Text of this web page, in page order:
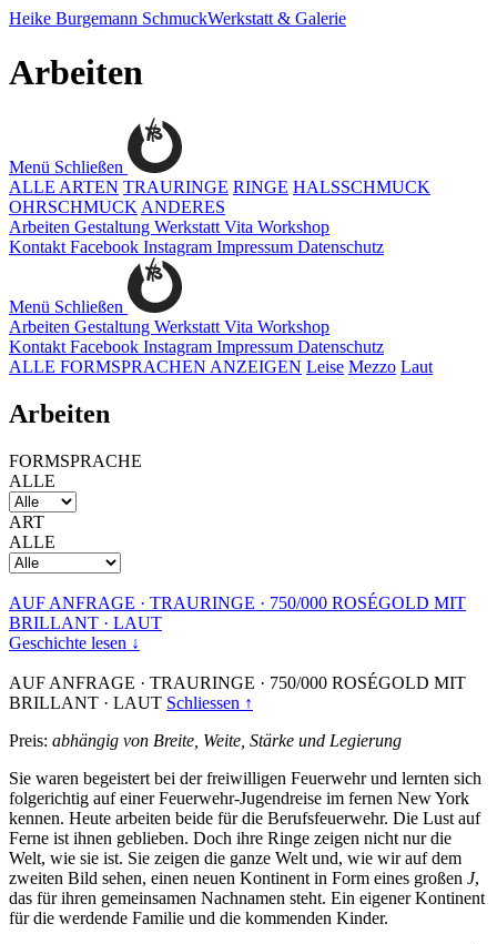
Heike Burgemann SchmuckWerkstatt & Galerie
Arbeiten
Menü Schließen
ALLE ARTEN TRAURINGE RINGE HALSSCHMUCK
OHRSCHMUCK ANDERES
Arbeiten Gestaltung Werkstatt Vita Workshop
Kontakt Facebook Instagram Impressum Datenschutz
Menü Schließen
Arbeiten Gestaltung Werkstatt Vita Workshop
Kontakt Facebook Instagram Impressum Datenschutz
ALLE FORMSPRACHEN ANZEIGEN Leise Mezzo Laut
Arbeiten
FORMSPRACHE
ALLE
ART
ALLE
AUF ANFRAGE · TRAURINGE · 750/000 ROSÉGOLD MIT
BRILLANT · LAUT
Geschichte lesen ↓
AUF ANFRAGE · TRAURINGE · 750/000 ROSÉGOLD MIT
BRILLANT · LAUT Schliessen ↑
Preis: abhängig von Breite, Weite, Stärke und Legierung
Sie waren begeistert bei der freiwilligen Feuerwehr und lernten sich
folgerichtig auf einer Feuerwehr-Jugendreise im fernen New York
kennen. Heute arbeiten beide für die Berufsfeuerwehr. Die Lust auf
Ferne ist ihnen geblieben. Doch ihre Ringe zeigen nicht nur die
Welt, wie sie ist. Sie zeigen die ganze Welt und, wie wir auf dem
zweiten Bild sehen, einen neuen Kontinent in Form eines großen J,
das für ihren gemeinsamen Nachnamen steht. Ein eigener Kontinent
für die werdende Familie und die kommenden Kinder.